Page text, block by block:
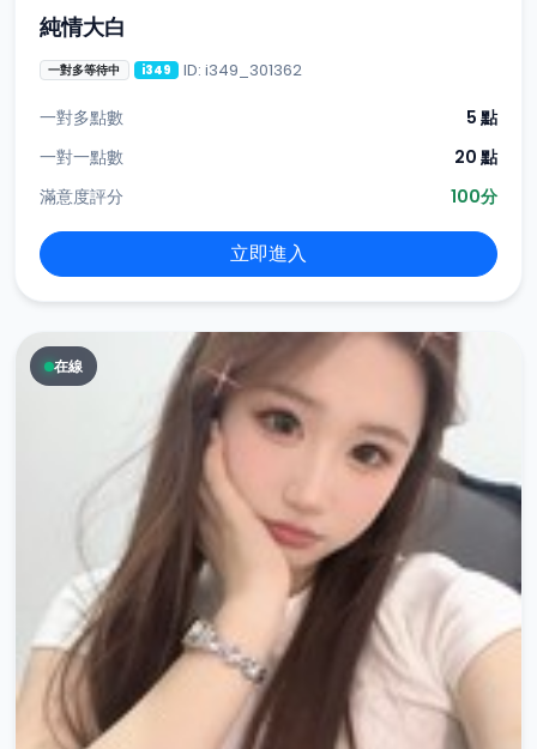
純情大白
一對多等待中 i349 ID: i349_301362
一對多點數
5 點
一對一點數
20 點
滿意度評分
100分
立即進入
在線